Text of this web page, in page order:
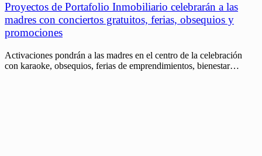
Proyectos de Portafolio Inmobiliario celebrarán a las
madres con conciertos gratuitos, ferias, obsequios y
promociones
Activaciones pondrán a las madres en el centro de la celebración
con karaoke, obsequios, ferias de emprendimientos, bienestar…